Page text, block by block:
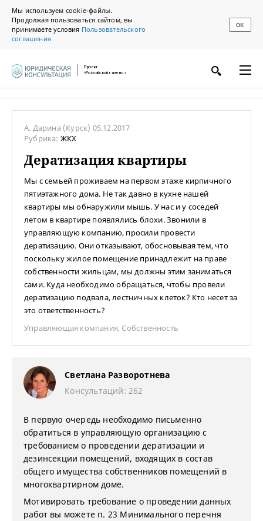
Мы используем cookie-файлы.
Продолжая пользоваться сайтом, вы
принимаете условия Пользовательского
соглашения
ОК
Проект
«Российской газеты»
А. Дарина (Курск) 05.12.2017
Рубрика: ЖКХ
Дератизация квартиры
Мы с семьей проживаем на первом этаже кирпичного
пятиэтажного дома. Не так давно в кухне нашей
квартиры мы обнаружили мышь. У нас и у соседей
летом в квартире появлялись блохи. Звонили в
управляющую компанию, просили провести
дератизацию. Они отказывают, обосновывая тем, что
поскольку жилое помещение принадлежит на праве
собственности жильцам, мы должны этим заниматься
сами. Куда необходимо обращаться, чтобы провели
дератизацию подвала, лестничных клеток? Кто несет за
это ответственность?
Управляющая компания, Собственность
Светлана Разворотнева
Консультаций: 262
В первую очередь необходимо письменно
обратиться в управляющую организацию с
требованием о проведении дератизации и
дезинсекции помещений, входящих в состав
общего имущества собственников помещений в
многоквартирном доме.
Мотивировать требование о проведении данных
работ вы можете п. 23 Минимального перечня